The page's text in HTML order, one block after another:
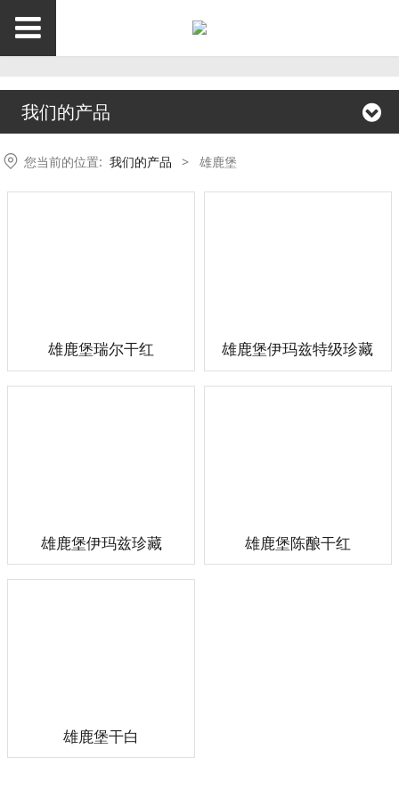
我们的产品
您当前的位置:我们的产品 > 雄鹿堡
雄鹿堡瑞尔干红 雄鹿堡伊玛兹特级珍藏
雄鹿堡伊玛兹珍藏 雄鹿堡陈酿干红
雄鹿堡干白